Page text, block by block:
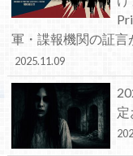
軍・諜報機関の証言
2025.11.09